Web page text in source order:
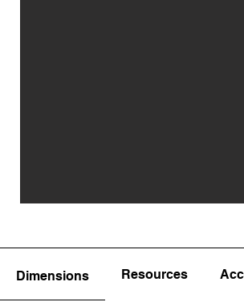
Dimensions Resources